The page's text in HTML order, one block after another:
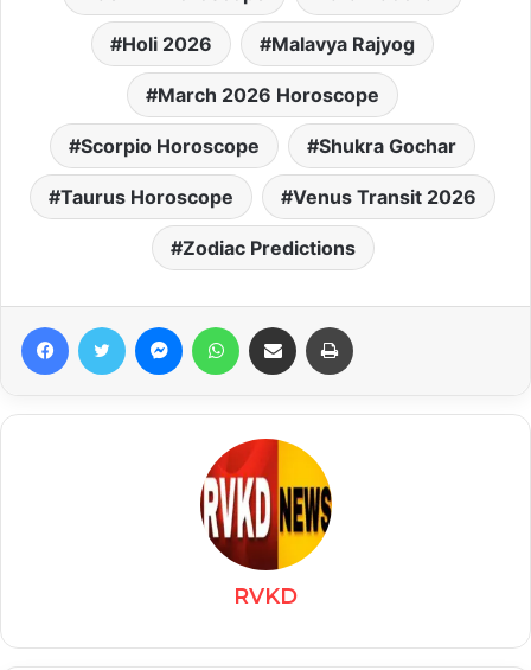
Holi 2026 Malavya Rajyog
March 2026 Horoscope
Scorpio Horoscope Shukra Gochar
Taurus Horoscope Venus Transit 2026
Zodiac Predictions
FacebookTwitter MessengerWhatsAppShare via Email
RVKD